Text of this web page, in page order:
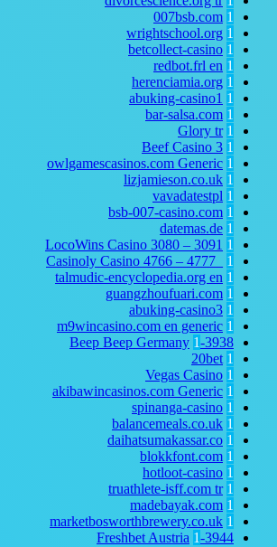
007bsb.com 1
wrightschool.org 1
betcollect-casino 1
redbot.frl en 1
herenciamia.org 1
abuking-casino1 1
bar-salsa.com 1
Glory tr 1
Beef Casino 3 1
owlgamescasinos.com Generic 1
lizjamieson.co.uk 1
vavadatestpl 1
bsb-007-casino.com 1
datemas.de 1
LocoWins Casino 3080 – 3091 1
Casinoly Casino 4766 – 4777_
1
talmudic-encyclopedia.org en 1
guangzhoufuari.com 1
abuking-casino3 1
m9wincasino.com en generic 1
3938-Beep Beep Germany
1
20bet 1
Vegas Casino 1
akibawincasinos.com Generic 1
spinanga-casino 1
balancemeals.co.uk 1
daihatsumakassar.co 1
blokkfont.com 1
hotloot-casino 1
truathlete-isff.com tr 1
madebayak.com 1
marketbosworthbrewery.co.uk 1
3944-Freshbet Austria
1